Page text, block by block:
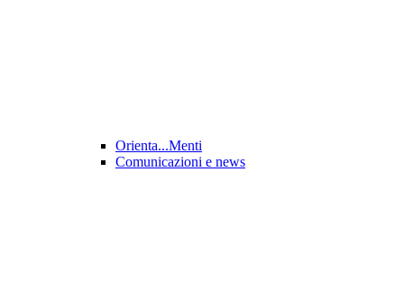
Orienta...Menti
Comunicazioni e news